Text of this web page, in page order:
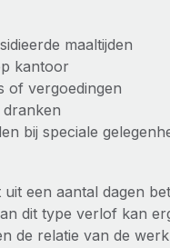
maaltijden
kantoor
of vergoedingen
bij speciale
een aantal dagen
dit type verlof kan
de relatie van de